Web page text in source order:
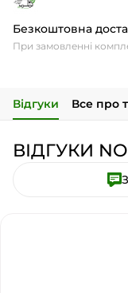
Безкоштовна
При замовленні
Відгуки Все про
ВІДГУКИ